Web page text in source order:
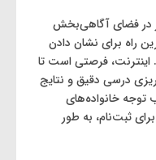
در فضای آگاهی‌بخش
راه برای نشان دادن
فرصتی است تا
درسی دقیق و نتایج
خانواده‌های
ثبت‌نام، به طور